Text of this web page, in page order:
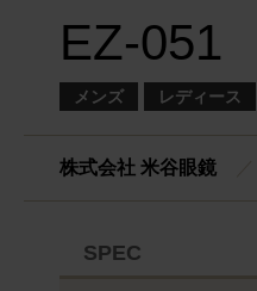
EZ-051
メンズ レディース
株式会社 米谷眼鏡
SPEC